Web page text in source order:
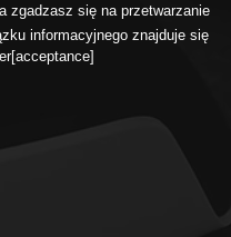
zgadzasz się na przetwarzanie
informacyjnego znajduje się
[acceptance]